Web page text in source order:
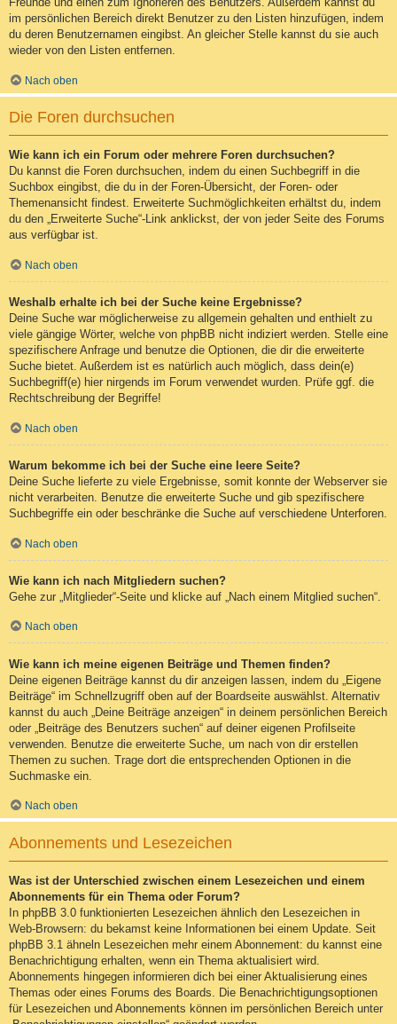
im persönlichen Bereich direkt Benutzer zu den Listen hinzufügen, indem
du deren Benutzernamen eingibst. An gleicher Stelle kannst du sie auch
wieder von den Listen entfernen.
Nach oben
Die Foren durchsuchen
Wie kann ich ein Forum oder mehrere Foren durchsuchen?
Du kannst die Foren durchsuchen, indem du einen Suchbegriff in die
Suchbox eingibst, die du in der Foren-Übersicht, der Foren- oder
Themenansicht findest. Erweiterte Suchmöglichkeiten erhältst du, indem
du den „Erweiterte Suche“-Link anklickst, der von jeder Seite des Forums
aus verfügbar ist.
Nach oben
Weshalb erhalte ich bei der Suche keine Ergebnisse?
Deine Suche war möglicherweise zu allgemein gehalten und enthielt zu
viele gängige Wörter, welche von phpBB nicht indiziert werden. Stelle eine
spezifischere Anfrage und benutze die Optionen, die dir die erweiterte
Suche bietet. Außerdem ist es natürlich auch möglich, dass dein(e)
Suchbegriff(e) hier nirgends im Forum verwendet wurden. Prüfe ggf. die
Rechtschreibung der Begriffe!
Nach oben
Warum bekomme ich bei der Suche eine leere Seite?
Deine Suche lieferte zu viele Ergebnisse, somit konnte der Webserver sie
nicht verarbeiten. Benutze die erweiterte Suche und gib spezifischere
Suchbegriffe ein oder beschränke die Suche auf verschiedene Unterforen.
Nach oben
Wie kann ich nach Mitgliedern suchen?
Gehe zur „Mitglieder“-Seite und klicke auf „Nach einem Mitglied suchen“.
Nach oben
Wie kann ich meine eigenen Beiträge und Themen finden?
Deine eigenen Beiträge kannst du dir anzeigen lassen, indem du „Eigene
Beiträge“ im Schnellzugriff oben auf der Boardseite auswählst. Alternativ
kannst du auch „Deine Beiträge anzeigen“ in deinem persönlichen Bereich
oder „Beiträge des Benutzers suchen“ auf deiner eigenen Profilseite
verwenden. Benutze die erweiterte Suche, um nach von dir erstellen
Themen zu suchen. Trage dort die entsprechenden Optionen in die
Suchmaske ein.
Nach oben
Abonnements und Lesezeichen
Was ist der Unterschied zwischen einem Lesezeichen und einem
Abonnements für ein Thema oder Forum?
In phpBB 3.0 funktionierten Lesezeichen ähnlich den Lesezeichen in
Web-Browsern: du bekamst keine Informationen bei einem Update. Seit
phpBB 3.1 ähneln Lesezeichen mehr einem Abonnement: du kannst eine
Benachrichtigung erhalten, wenn ein Thema aktualisiert wird.
Abonnements hingegen informieren dich bei einer Aktualisierung eines
Themas oder eines Forums des Boards. Die Benachrichtigungsoptionen
für Lesezeichen und Abonnements können im persönlichen Bereich unter